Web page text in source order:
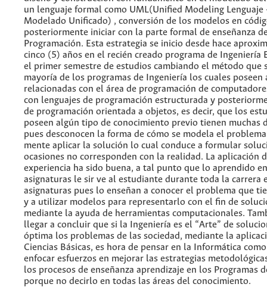
un lenguaje formal como UML(Unified Modeling Lenguaje
Modelado Unificado) , conversión de los modelos en
posteriormente iniciar con la parte formal de enseñanza
Programación. Esta estrategia se inicio desde hace
cinco (5) años en el recién creado programa de Ingeniería
el primer semestre de estudios cambiando el método que
mayoría de los programas de Ingeniería los cuales poseen
relacionadas con el área de programación de
con lenguajes de programación estructurada y
de programación orientada a objetos, es decir, que los
poseen algún tipo de conocimiento previo tienen muchas
pues desconocen la forma de cómo se modela el
mente aplicar la solución lo cual conduce a formular
ocasiones no corresponden con la realidad. La aplicación
experiencia ha sido buena, a tal punto que lo aprendido
asignaturas le sir ve al estudiante durante toda la carrera
asignaturas pues lo enseñan a conocer el problema que
y a utilizar modelos para representarlo con el fin de
mediante la ayuda de herramientas computacionales.
llegar a concluir que si la Ingeniería es el “Arte” de
óptima los problemas de las sociedad, mediante la
Ciencias Básicas, es hora de pensar en la Informática
enfocar esfuerzos en mejorar las estrategias
los procesos de enseñanza aprendizaje en los Programas
porque no decirlo en todas las áreas del conocimiento.